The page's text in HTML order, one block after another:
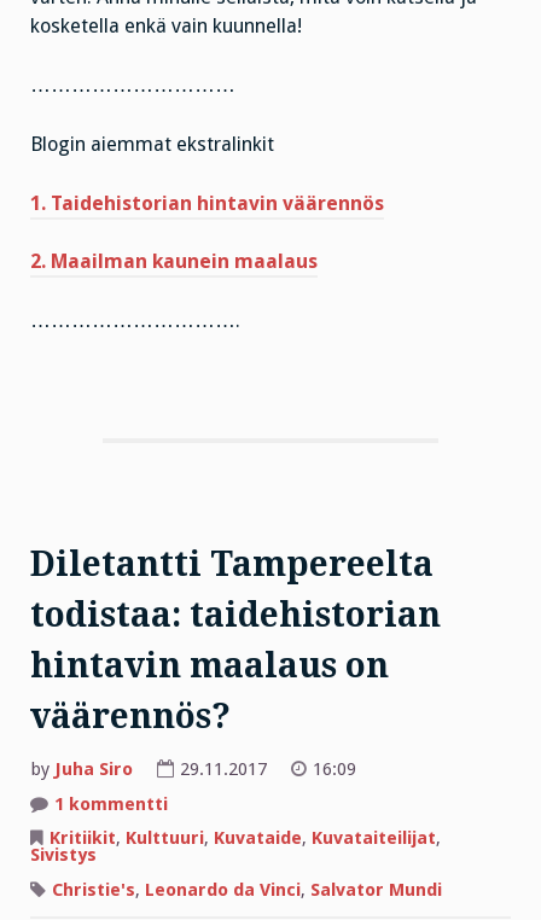
kosketella enkä vain kuunnella!
…………………………
Blogin aiemmat ekstralinkit
1. Taidehistorian hintavin väärennös
2. Maailman kaunein maalaus
………………………….
Diletantti Tampereelta
todistaa: taidehistorian
hintavin maalaus on
väärennös?
by Juha Siro 29.11.2017
16:09
1 kommenttiartikkeliin
Tampereelta
todistaa:
hintavin
Kritiikit, Kulttuuri, Kuvataide, Kuvataiteilijat,
Sivistys
Christie's, Leonardo da Vinci, Salvator Mundi